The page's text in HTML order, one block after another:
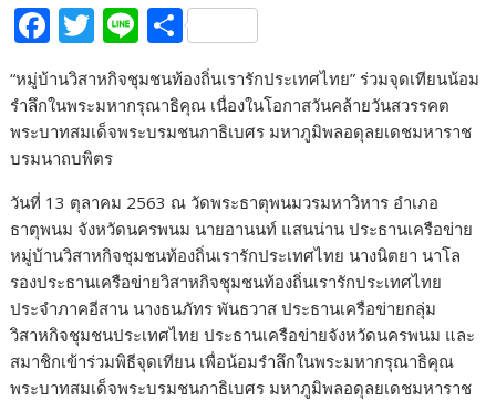
F
ac
e
b
o
o
k
T
w
itt
er
Li
e
S
h
ar
e
“หมู่บ้านวิสาหกิจชุมชนท้องถิ่นเรารักประเทศไทย” ร่วมจุดเทียนน้อม
รำลึกในพระมหากรุณาธิคุณ เนื่องในโอกาสวันคล้ายวันสวรรคต
พระบาทสมเด็จพระบรมชนกาธิเบศร มหาภูมิพลอดุลยเดชมหาราช
บรมนาถบพิตร
วันที่ 13 ตุลาคม 2563 ณ วัดพระธาตุพนมวรมหาวิหาร อำเภอ
ธาตุพนม จังหวัดนครพนม นายอานนท์ แสนน่าน ประธานเครือข่าย
หมู่บ้านวิสาหกิจชุมชนท้องถิ่นเรารักประเทศไทย นางนิตยา นาโล
รองประธานเครือข่ายวิสาหกิจชุมชนท้องถิ่นเรารักประเทศไทย
ประจำภาคอีสาน นางธนภัทร พันธวาส ประธานเครือข่ายกลุ่ม
วิสาหกิจชุมชนประเทศไทย ประธานเครือข่ายจังหวัดนครพนม และ
สมาชิกเข้าร่วมพิธีจุดเทียน เพื่อน้อมรำลึกในพระมหากรุณาธิคุณ
พระบาทสมเด็จพระบรมชนกาธิเบศร มหาภูมิพลอดุลยเดชมหาราช